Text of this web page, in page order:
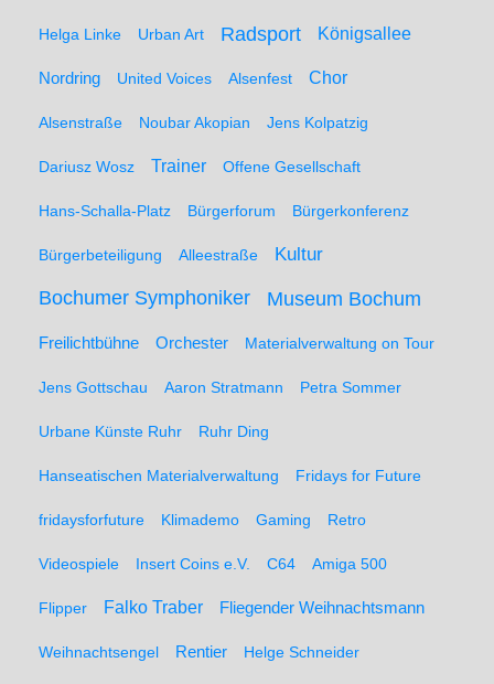
Helga Linke Urban Art Radsport Königsallee
Nordring United Voices Alsenfest Chor
Alsenstraße Noubar Akopian Jens Kolpatzig
Dariusz Wosz Trainer Offene Gesellschaft
Hans-Schalla-Platz Bürgerforum Bürgerkonferenz
Bürgerbeteiligung Alleestraße Kultur
Bochumer Symphoniker Museum Bochum
Freilichtbühne Orchester Materialverwaltung on Tour
Jens Gottschau Aaron Stratmann Petra Sommer
Urbane Künste Ruhr Ruhr Ding
Hanseatischen Materialverwaltung Fridays for Future
fridaysforfuture Klimademo Gaming Retro
Videospiele Insert Coins e.V. C64 Amiga 500
Flipper Falko Traber Fliegender Weihnachtsmann
Weihnachtsengel Rentier Helge Schneider